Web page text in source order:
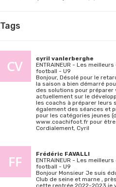
Tags
cyril vanlerberghe
ENTRAINEUR - Les
football - U9
Bonjour, Désolé pour le
la saison a bien démarré
des solutions pour
actuellement sur le
les coachs à préparer leurs
également des séances et
pour les catégories jeunes
www.coachifoot.fr pour
Cordialement, Cyril
Frédéric FAVALLI
ENTRAINEUR - Les
football - U9
Bonjour Monsieur Je suis
Club de seine et marne ,
cette rentrée 2022-2023 je